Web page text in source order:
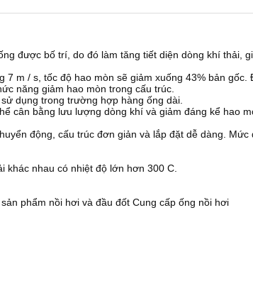
được bố trí, do đó làm tăng tiết diện dòng khí thải,
m / s, tốc độ hao mòn sẽ giảm xuống 43% bản gốc.
năng giảm hao mòn trong cấu trúc.
dụng trong trường hợp hàng ống dài.
cân bằng lưu lượng dòng khí và giảm đáng kể hao
động, cấu trúc đơn giản và lắp đặt dễ dàng.
Mức
khác nhau có nhiệt độ lớn hơn 300 C.
phẩm nồi hơi và đầu đốt Cung cấp ống nồi hơi